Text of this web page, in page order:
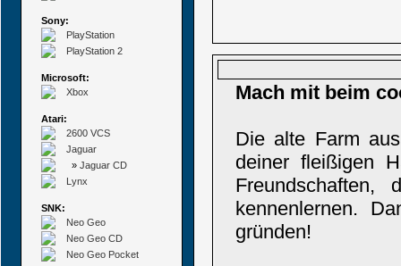
Sony:
PlayStation
PlayStation 2
Microsoft:
Xbox
Atari:
2600 VCS
Jaguar
» Jaguar CD
Lynx
SNK:
Neo Geo
Neo Geo CD
Neo Geo Pocket
Mach mit beim
Die alte Farm
deiner fleißigen
kennenlernen.
gründen!